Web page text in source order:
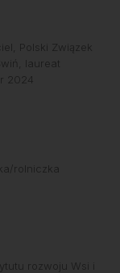
Polski Związek
laureat
2024
rolniczka
rozwoju Wsi i